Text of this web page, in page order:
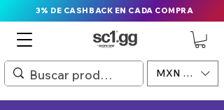
3% DE CASHBACK EN CADA COMPRA
MXN ($)